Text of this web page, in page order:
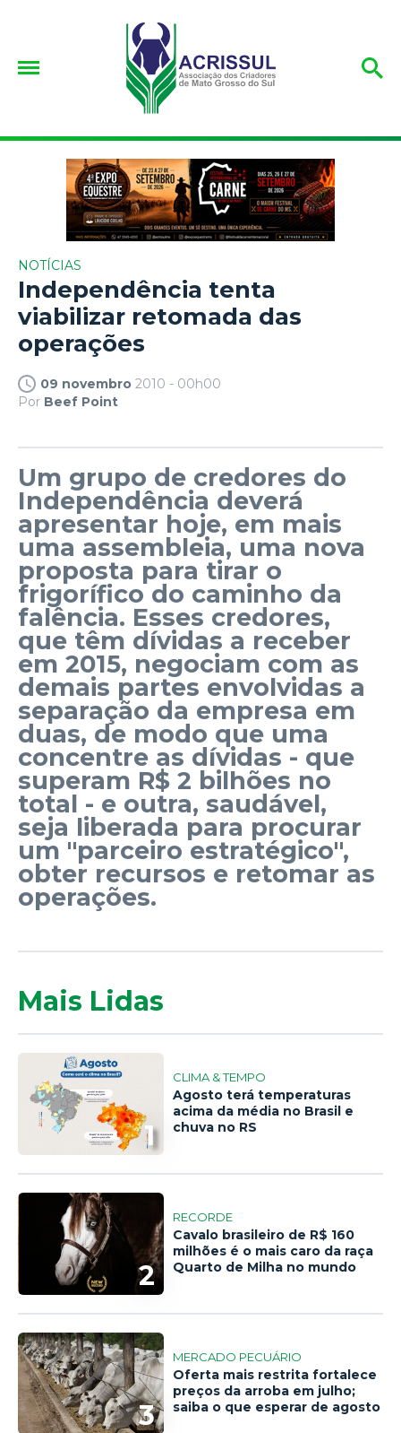
NOTÍCIAS
Independência tenta
viabilizar retomada das
operações
09 novembro 2010 - 00h00
Por Beef Point
Um grupo de credores do
Independência deverá
apresentar hoje, em mais
uma assembleia, uma nova
proposta para tirar o
frigorífico do caminho da
falência. Esses credores,
que têm dívidas a receber
em 2015, negociam com as
demais partes envolvidas a
separação da empresa em
duas, de modo que uma
concentre as dívidas - que
superam R$ 2 bilhões no
total - e outra, saudável,
seja liberada para procurar
um "parceiro estratégico",
obter recursos e retomar as
operações.
Mais Lidas
1
CLIMA & TEMPO
Agosto terá temperaturas
acima da média no Brasil e
chuva no RS
2
RECORDE
Cavalo brasileiro de R$ 160
milhões é o mais caro da raça
Quarto de Milha no mundo
3
MERCADO PECUÁRIO
Oferta mais restrita fortalece
preços da arroba em julho;
saiba o que esperar de agosto